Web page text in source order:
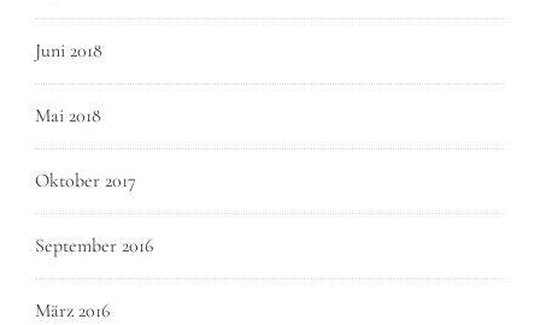
Juni 2018
Mai 2018
Oktober 2017
September 2016
März 2016